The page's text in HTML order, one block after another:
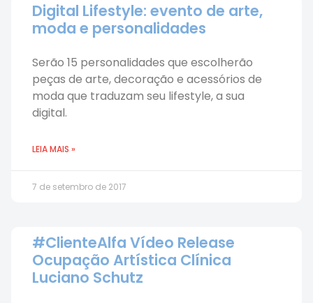
Digital Lifestyle: evento de arte,
moda e personalidades
Serão 15 personalidades que escolherão
peças de arte, decoração e acessórios de
moda que traduzam seu lifestyle, a sua
digital.
LEIA MAIS »
7 de setembro de 2017
#ClienteAlfa Vídeo Release
Ocupação Artística Clínica
Luciano Schutz